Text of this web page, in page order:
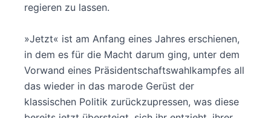
regieren zu lassen.
»Jetzt« ist am Anfang eines Jahres erschienen,
in dem es für die Macht darum ging, unter dem
Vorwand eines Präsidentschaftswahlkampfes all
das wieder in das marode Gerüst der
klassischen Politik zurückzupressen, was diese